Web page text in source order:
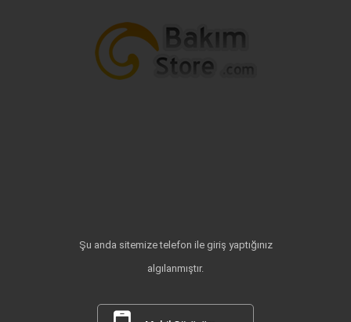
Şu anda sitemize telefon ile giriş yaptığınız
algılanmıştır.